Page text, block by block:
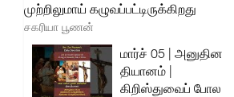
முற்றிலுமாய் கழுவப்பட்டிருக்கிறது
சகரியா பூணன்
மார்ச் 05 | அனுதின
தியானம் |
கிறிஸ்துவைப் போல